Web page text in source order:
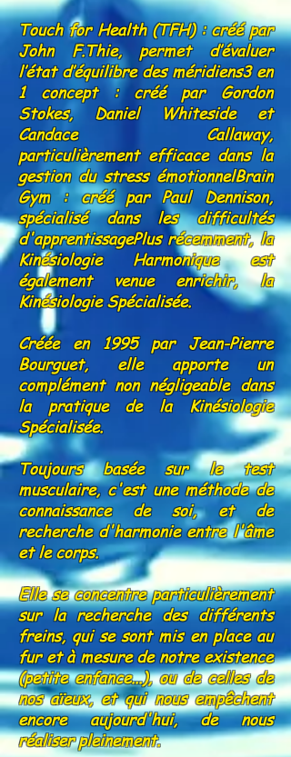
Touch for Health (TFH) : créé par
John F.Thie, permet d’évaluer
l’état d’équilibre des méridiens3 en
1 concept : créé par Gordon
Stokes, Daniel Whiteside et
Candace Callaway,
particulièrement efficace dans la
gestion du stress émotionnelBrain
Gym : créé par Paul Dennison,
spécialisé dans les difficultés
d'apprentissagePlus récemment, la
Kinésiologie Harmonique est
également venue enrichir, la
Kinésiologie Spécialisée.
Créée en 1995 par Jean-Pierre
Bourguet, elle apporte un
complément non négligeable dans
la pratique de la Kinésiologie
Spécialisée.
Toujours basée sur le test
musculaire, c'est une méthode de
connaissance de soi, et de
recherche d'harmonie entre l'âme
et le corps.
Elle se concentre particulièrement
sur la recherche des différents
freins, qui se sont mis en place au
fur et à mesure de notre existence
(petite enfance...), ou de celles de
nos aïeux, et qui nous empêchent
encore aujourd'hui, de nous
réaliser pleinement.